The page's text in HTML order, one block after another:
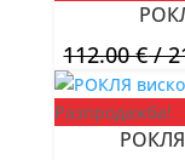
112.00€/
Разпродажба!
РОКЛЯ